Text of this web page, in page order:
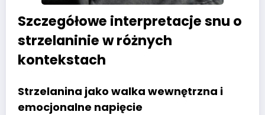
Szczegółowe interpretacje snu o
strzelaninie w różnych
kontekstach
Strzelanina jako walka wewnętrzna i
emocjonalne napięcie